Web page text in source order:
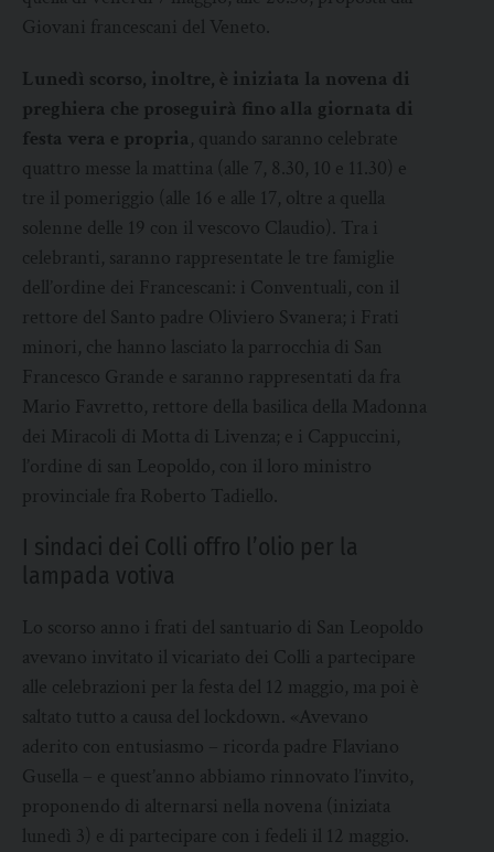
Giovani francescani del Veneto.
Lunedì scorso, inoltre, è iniziata la novena di
preghiera che proseguirà fino alla giornata di
festa vera e propria, quando saranno celebrate
quattro messe la mattina (alle 7, 8.30, 10 e 11.30) e
tre il pomeriggio (alle 16 e alle 17, oltre a quella
solenne delle 19 con il vescovo Claudio). Tra i
celebranti, saranno rappresentate le tre famiglie
dell’ordine dei Francescani: i Conventuali, con il
rettore del Santo padre Oliviero Svanera; i Frati
minori, che hanno lasciato la parrocchia di San
Francesco Grande e saranno rappresentati da fra
Mario Favretto, rettore della basilica della Madonna
dei Miracoli di Motta di Livenza; e i Cappuccini,
l’ordine di san Leopoldo, con il loro ministro
provinciale fra Roberto Tadiello.
I sindaci dei Colli offro l’olio per la
lampada votiva
Lo scorso anno i frati del santuario di San Leopoldo
avevano invitato il vicariato dei Colli a partecipare
alle celebrazioni per la festa del 12 maggio, ma poi è
saltato tutto a causa del lockdown. «Avevano
aderito con entusiasmo – ricorda padre Flaviano
Gusella – e quest’anno abbiamo rinnovato l’invito,
proponendo di alternarsi nella novena (iniziata
lunedì 3) e di partecipare con i fedeli il 12 maggio.